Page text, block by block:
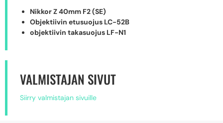
Nikkor Z 40mm F2 (SE)
Objektiivin etusuojus LC-52B
objektiivin takasuojus LF-N1
VALMISTAJAN SIVUT
Siirry valmistajan sivuille